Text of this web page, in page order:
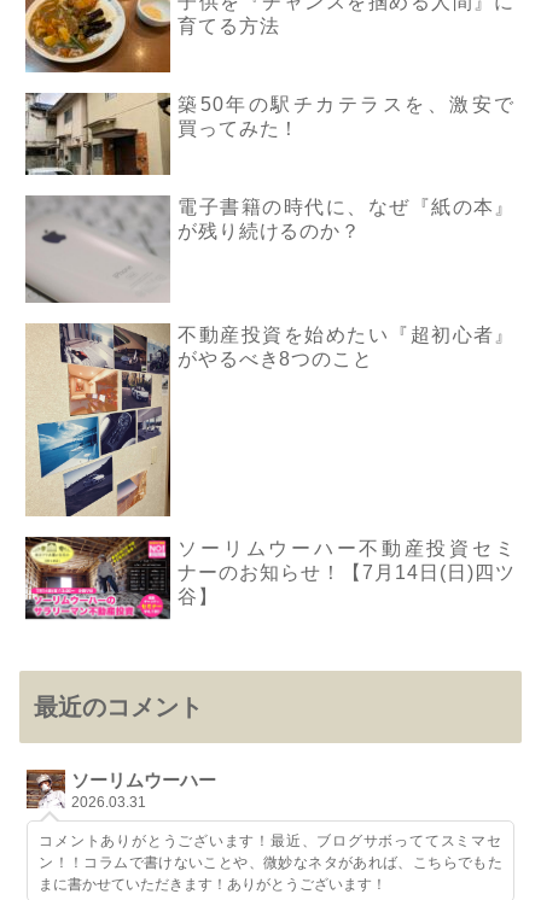
育てる方法
築50年の駅チカテラスを、激安で
買ってみた！
電子書籍の時代に、なぜ『紙の本』
が残り続けるのか？
不動産投資を始めたい『超初心者』
がやるべき8つのこと
ソーリムウーハー不動産投資セミ
ナーのお知らせ！【7月14日(日)四ツ
谷】
最近のコメント
ソーリムウーハー
2026.03.31
コメントありがとうございます！最近、ブログサボっててスミマセ
ン！！コラムで書けないことや、微妙なネタがあれば、こちらでもた
まに書かせていただきます！ありがとうございます！